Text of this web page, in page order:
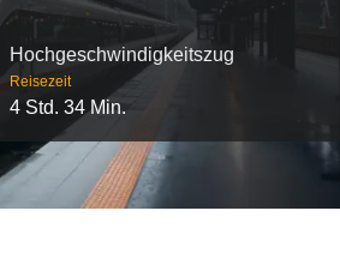
Hochgeschwindigkeitszug
Reisezeit
4 Std. 34 Min.